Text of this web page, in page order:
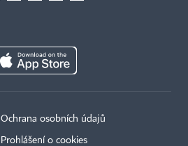
Ochrana osobních údajů
Prohlášení o cookies